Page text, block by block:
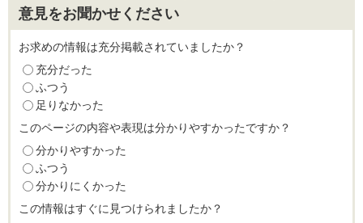
意見をお聞かせください
お求めの情報は充分掲載されていましたか？
充分だった
ふつう
足りなかった
このページの内容や表現は分かりやすかったですか？
分かりやすかった
ふつう
分かりにくかった
この情報はすぐに見つけられましたか？